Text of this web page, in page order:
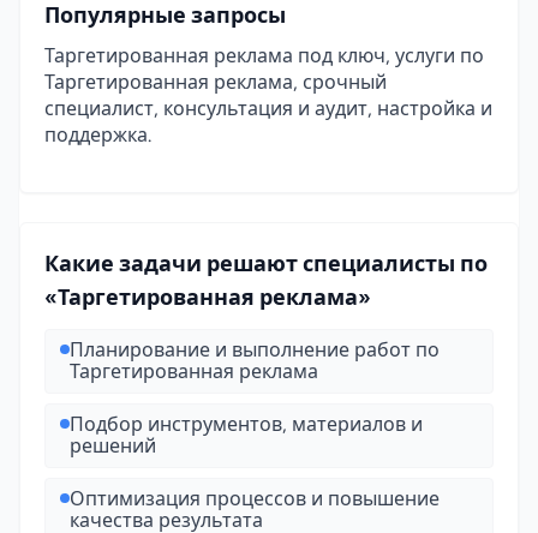
Популярные запросы
Таргетированная реклама под ключ, услуги по
Таргетированная реклама, срочный
специалист, консультация и аудит, настройка и
поддержка.
Какие задачи решают специалисты по
«Таргетированная реклама»
Планирование и выполнение работ по
Таргетированная реклама
Подбор инструментов, материалов и
решений
Оптимизация процессов и повышение
качества результата